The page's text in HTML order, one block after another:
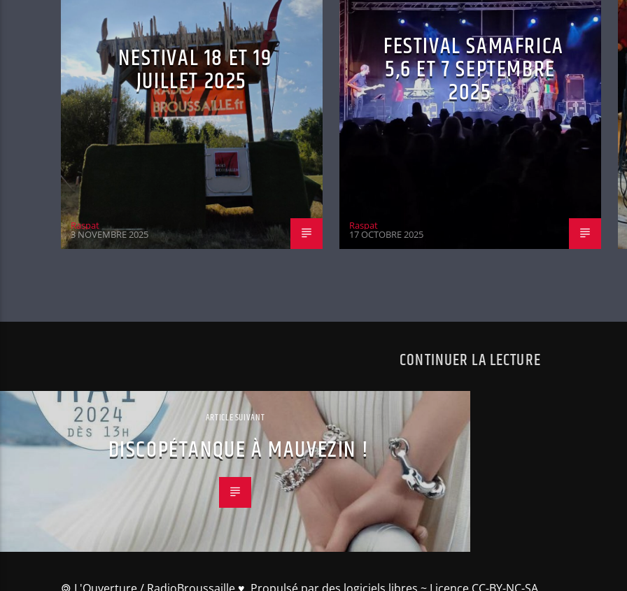
NESTIVAL 18 ET 19
JUILLET 2025
Raspat
3 NOVEMBRE 2025
FESTIVAL SAMAFRICA
5,6 ET 7 SEPTEMBRE
2025
Raspat
17 OCTOBRE 2025
CONTINUER LA LECTURE
ARTICLE SUIVANT
DISCOPÉTANQUE À MAUVEZIN !